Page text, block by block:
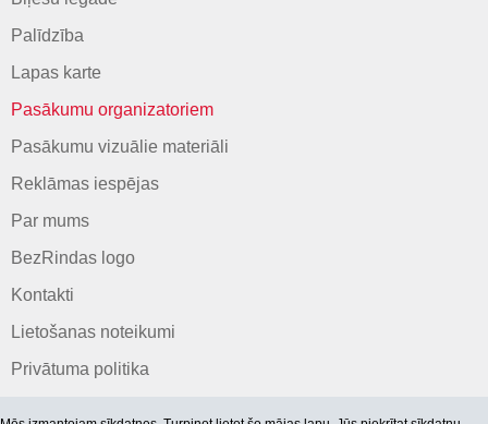
Palīdzība
Lapas karte
Pasākumu organizatoriem
Pasākumu vizuālie materiāli
Reklāmas iespējas
Par mums
BezRindas logo
Kontakti
Lietošanas noteikumi
Privātuma politika